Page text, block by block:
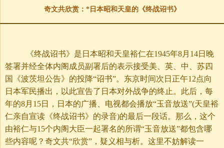
奇文共欣赏：*日本昭和天皇的《终战诏书》
《终战诏书》是日本昭和天皇裕仁在1945年8月14日晚
签署并经全体内阁成员副署后的表示接受美、英、中、苏四
国《波茨坦公告》的投降“诏书”。东京时间次日正午12点向
日本军民播出，以此宣告了日本对外战争的终止。此后，每
年的8月15日，日本的广播、电视都会播放“玉音放送”(天皇裕
仁亲自宣读《终战诏书》的录音)的最后一段话。那么，这个
由裕仁与15个内阁大臣一起署名的所谓“玉音放送”都包含哪
些内容呢？奇文共“欣赏”，疑义相与析。这里不妨解读一